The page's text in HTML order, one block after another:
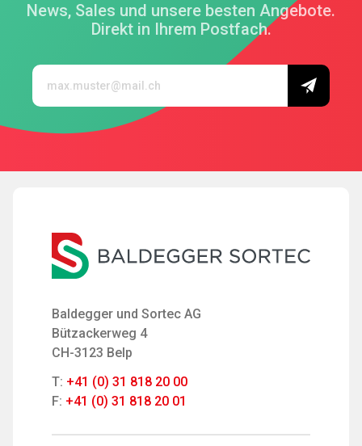
News, Sales und unsere besten Angebote.
Direkt in Ihrem Postfach.
Baldegger und Sortec AG
Bützackerweg 4
CH-3123 Belp
T: +41 (0) 31 818 20 00
F: +41 (0) 31 818 20 01